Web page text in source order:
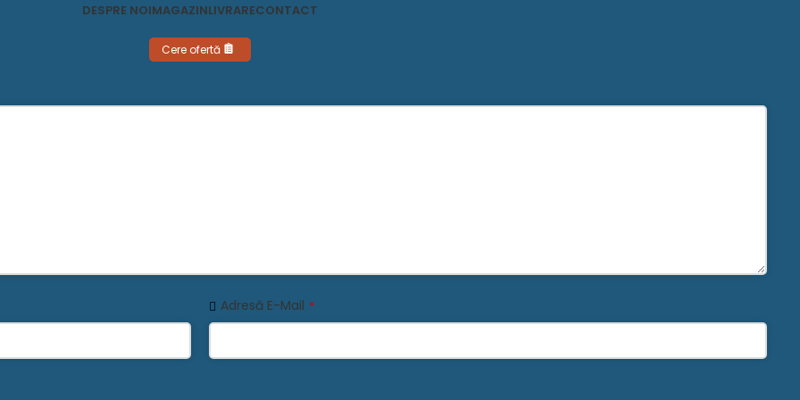
DESPRE NOIMAGAZINLIVRARECONTACT
Cere ofertă
Adresă E-Mail *